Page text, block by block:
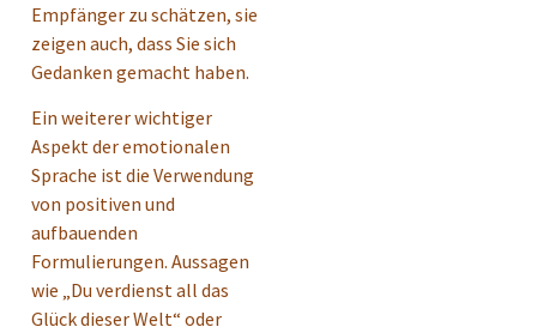
Empfänger zu schätzen, sie
zeigen auch, dass Sie sich
Gedanken gemacht haben.
Ein weiterer wichtiger
Aspekt der emotionalen
Sprache ist die Verwendung
von positiven und
aufbauenden
Formulierungen. Aussagen
wie „Du verdienst all das
Glück dieser Welt“ oder